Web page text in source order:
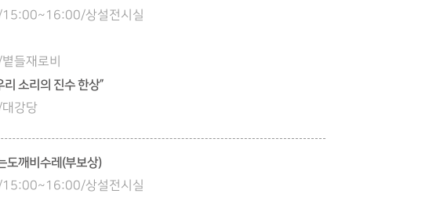
상설전시실
들재로비
리 소리의 진수 한상”
강당
도깨비수레(부보상)
상설전시실